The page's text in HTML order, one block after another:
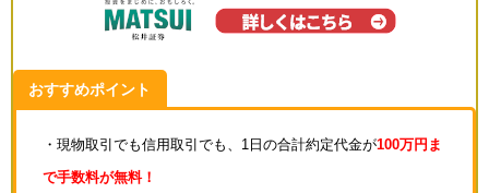
おすすめポイント
・現物取引でも信用取引でも、1日の合計約定代金が100万円ま
で手数料が無料！